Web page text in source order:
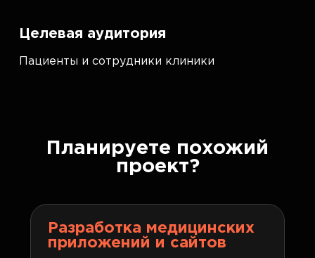
Целевая аудитория
Пациенты и сотрудники клиники
Планируете похожий
проект?
Разработка медицинских
приложений и сайтов